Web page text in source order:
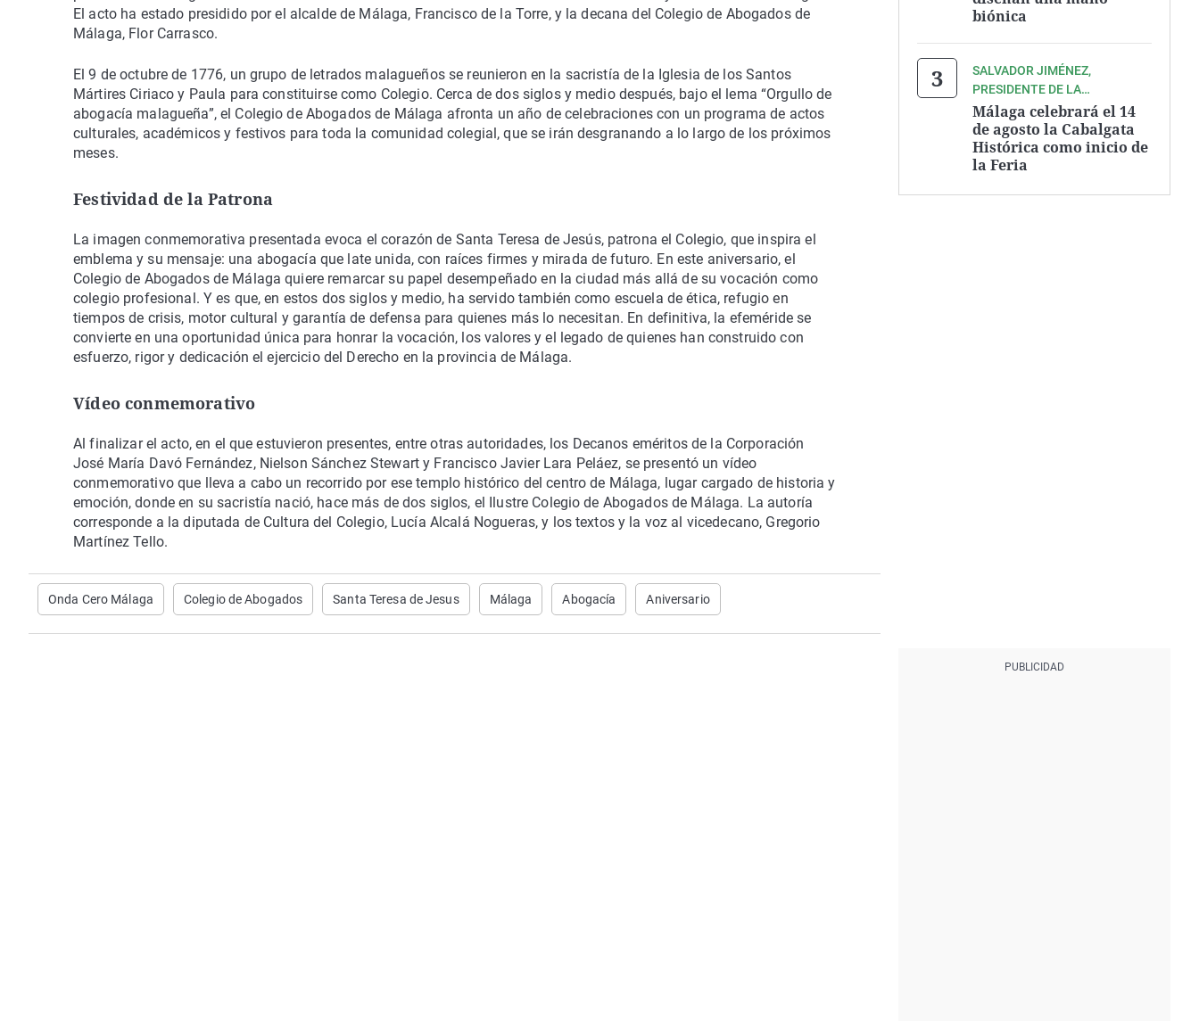
El acto ha estado presidido por el alcalde de Málaga, Francisco de la Torre, y la decana del Colegio de Abogados de
Málaga, Flor Carrasco.
El 9 de octubre de 1776, un grupo de letrados malagueños se reunieron en la sacristía de la Iglesia de los Santos
Mártires Ciriaco y Paula para constituirse como Colegio. Cerca de dos siglos y medio después, bajo el lema “Orgullo de
abogacía malagueña”, el Colegio de Abogados de Málaga afronta un año de celebraciones con un programa de actos
culturales, académicos y festivos para toda la comunidad colegial, que se irán desgranando a lo largo de los próximos
meses.
Festividad de la Patrona
La imagen conmemorativa presentada evoca el corazón de Santa Teresa de Jesús, patrona el Colegio, que inspira el
emblema y su mensaje: una abogacía que late unida, con raíces firmes y mirada de futuro. En este aniversario, el
Colegio de Abogados de Málaga quiere remarcar su papel desempeñado en la ciudad más allá de su vocación como
colegio profesional. Y es que, en estos dos siglos y medio, ha servido también como escuela de ética, refugio en
tiempos de crisis, motor cultural y garantía de defensa para quienes más lo necesitan. En definitiva, la efeméride se
convierte en una oportunidad única para honrar la vocación, los valores y el legado de quienes han construido con
esfuerzo, rigor y dedicación el ejercicio del Derecho en la provincia de Málaga.
Vídeo conmemorativo
Al finalizar el acto, en el que estuvieron presentes, entre otras autoridades, los Decanos eméritos de la Corporación
José María Davó Fernández, Nielson Sánchez Stewart y Francisco Javier Lara Peláez, se presentó un vídeo
conmemorativo que lleva a cabo un recorrido por ese templo histórico del centro de Málaga, lugar cargado de historia y
emoción, donde en su sacristía nació, hace más de dos siglos, el Ilustre Colegio de Abogados de Málaga. La autoría
corresponde a la diputada de Cultura del Colegio, Lucía Alcalá Nogueras, y los textos y la voz al vicedecano, Gregorio
Martínez Tello.
Onda Cero Málaga Colegio de Abogados Santa Teresa de Jesus Málaga Abogacía Aniversario
biónica
SALVADOR JIMÉNEZ,
PRESIDENTE DE LA
ASOCIACIÓN ZEGRÍ
Málaga celebrará el 14
de agosto la Cabalgata
Histórica como inicio de
la Feria